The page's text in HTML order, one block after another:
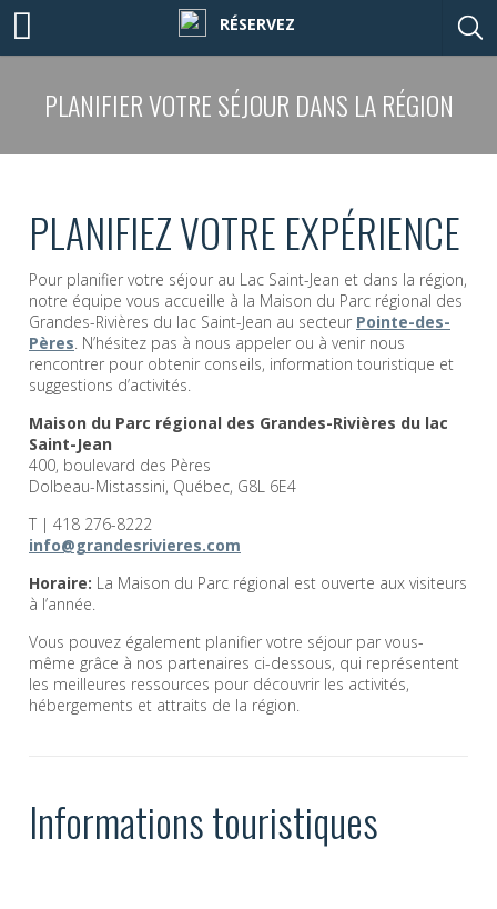
RÉSERVEZ
PLANIFIER VOTRE SÉJOUR DANS LA RÉGION
PLANIFIEZ VOTRE EXPÉRIENCE
Pour planifier votre séjour au Lac Saint-Jean et dans la région,
notre équipe vous accueille à la Maison du Parc régional des
Grandes-Rivières du lac Saint-Jean au secteur Pointe-des-
Pères. N’hésitez pas à nous appeler ou à venir nous
rencontrer pour obtenir conseils, information touristique et
suggestions d’activités.
Maison du Parc régional des Grandes-Rivières du lac
Saint-Jean
400, boulevard des Pères
Dolbeau-Mistassini, Québec, G8L 6E4
T | 418 276-8222
info@grandesrivieres.com
Horaire: La Maison du Parc régional est ouverte aux visiteurs
à l’année.
Vous pouvez également planifier votre séjour par vous-
même grâce à nos partenaires ci-dessous, qui représentent
les meilleures ressources pour découvrir les activités,
hébergements et attraits de la région.
Informations touristiques